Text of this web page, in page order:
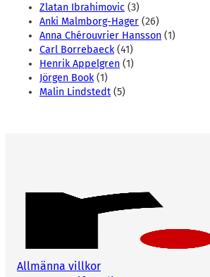
Zlatan Ibrahimovic (3)
Anki Malmborg-Hager (26)
Anna Chérouvrier Hansson (1)
Carl Borrebaeck(41)
Henrik Appelgren (1)
Jörgen Book(1)
Malin Lindstedt (5)
Allmänna villkor